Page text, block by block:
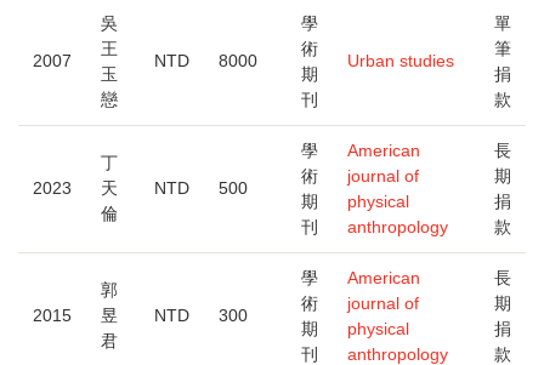
2007
吳
王
玉
戀
NTD 8000
學
術
期
刊
Urban studies
單
筆
捐
款
2023
丁
天
倫
NTD 500
學
術
期
刊
American
journal of
physical
anthropology
長
期
捐
款
2015
郭
昱
君
NTD 300
學
術
期
刊
American
journal of
physical
anthropology
長
期
捐
款